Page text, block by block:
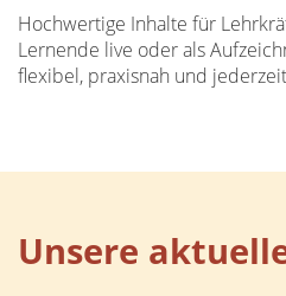
Hochwertige Inhalte für
Lernende live oder als
flexibel, praxisnah und
Unsere